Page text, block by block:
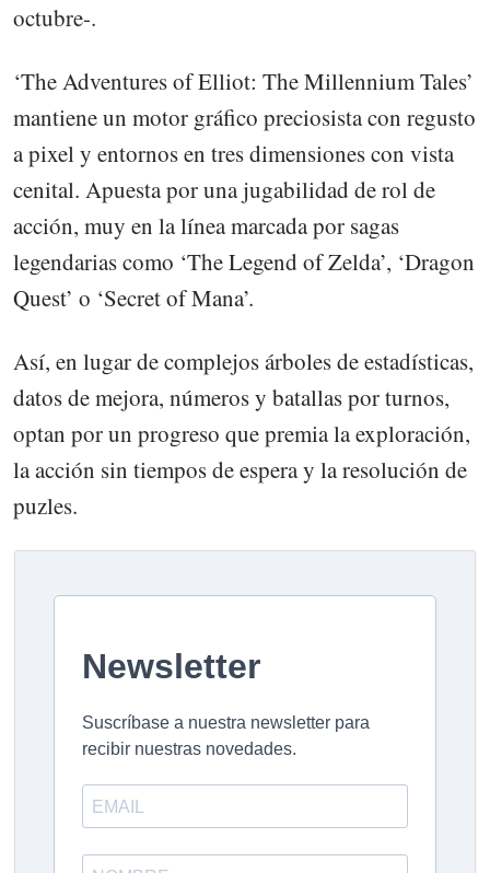
octubre-.
‘The Adventures of Elliot: The Millennium Tales’
mantiene un motor gráfico preciosista con regusto
a pixel y entornos en tres dimensiones con vista
cenital. Apuesta por una jugabilidad de rol de
acción, muy en la línea marcada por sagas
legendarias como ‘The Legend of Zelda’, ‘Dragon
Quest’ o ‘Secret of Mana’.
Así, en lugar de complejos árboles de estadísticas,
datos de mejora, números y batallas por turnos,
optan por un progreso que premia la exploración,
la acción sin tiempos de espera y la resolución de
puzles.